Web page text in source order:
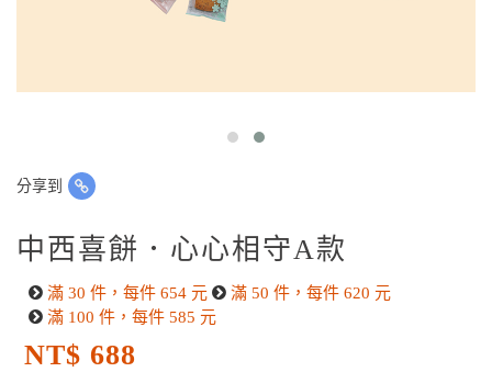
分享到
中西喜餅．心心相守A款
滿 30 件，每件 654 元
滿 50 件，每件 620 元
滿 100 件，每件 585 元
NT$ 688